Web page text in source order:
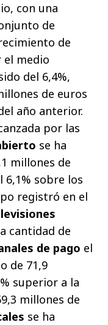
con una
de
de
medio
del 6,4%,
de euros
año anterior.
por las
se ha
millones de
6,1% sobre los
registró en el
cantidad de
de pago el
de 71,9
superior a la
millones de
se ha